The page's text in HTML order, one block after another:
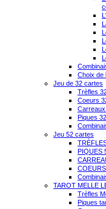
Choix de
Jeu de 32 cartes
Trèfles
Coeurs
Piques
Jeu 52 cartes
PIQUES
TAROT MELLE
Trèfles
Piques